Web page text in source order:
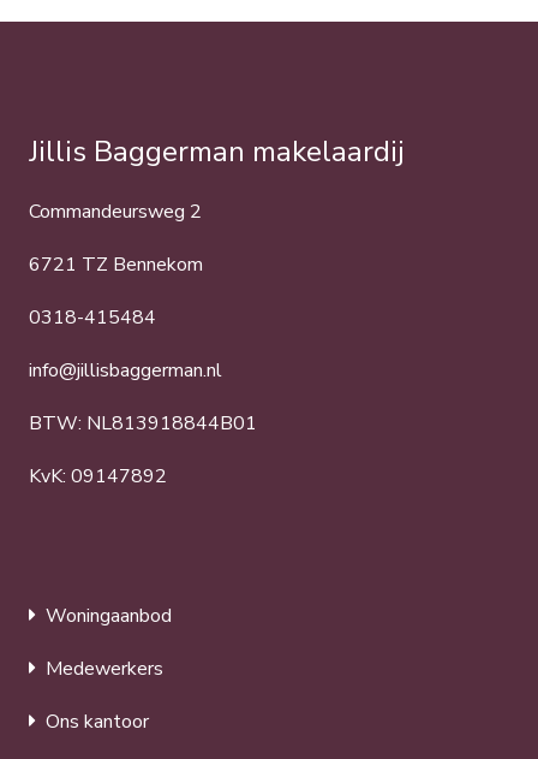
Jillis Baggerman makelaardij
Commandeursweg 2
6721 TZ Bennekom
0318-415484
info@jillisbaggerman.nl
BTW: NL813918844B01
KvK: 09147892
Woningaanbod
Medewerkers
Ons kantoor